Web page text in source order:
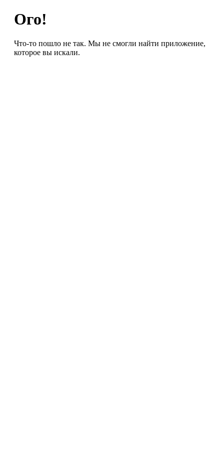
Ого!
Что-то пошло не так. Мы не смогли найти приложение,
которое вы искали.